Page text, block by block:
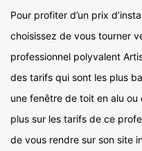
Pour profiter d’un prix
choisissez de vous tourner
professionnel polyvalent
des tarifs qui sont les plus
une fenêtre de toit en alu ou
plus sur les tarifs de ce
de vous rendre sur son site